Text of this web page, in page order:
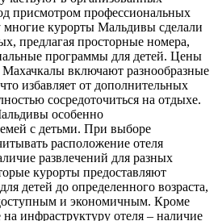
присмотром профессиональных
многие курорты Мальдивы сделали
предлагая просторные номера,
программы для детей. Цены
включают разнообразные
избавляет от дополнительных
сосредоточиться на отдыхе.
особенно
с детьми. При выборе
расположение отеля
развлечений для разных
курорты предоставляют
детей до определенного возраста,
и экономичным. Кроме
инфраструктуру отеля – наличие